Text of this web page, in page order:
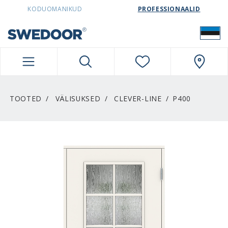
SWEDOORESTONIA NAVIGATION
KODUOMANIKUD PROFESSIONAALID
TOOTED VÄLISUKSED CLEVER-LINE P400